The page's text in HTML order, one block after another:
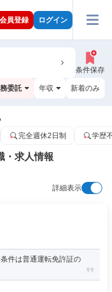
会員登録 ログイン
条件保存
委託 年収 新着のみ
完全週休2日制 学歴
・求人情報
詳細表示
件は普通運転免許証の